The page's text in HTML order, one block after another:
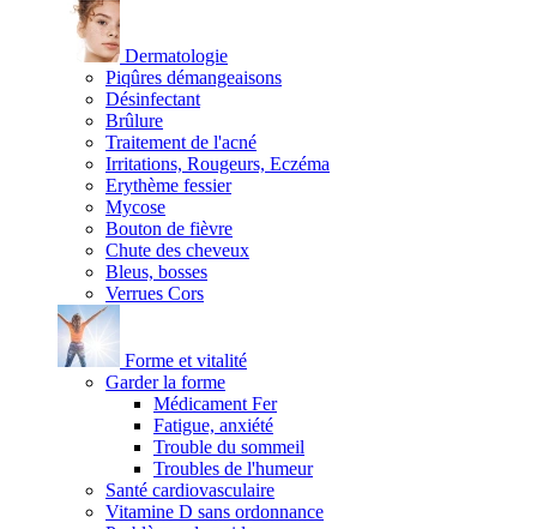
Dermatologie
Piqûres démangeaisons
Désinfectant
Brûlure
Traitement de l'acné
Irritations, Rougeurs, Eczéma
Erythème fessier
Mycose
Bouton de fièvre
Chute des cheveux
Bleus, bosses
Verrues Cors
Forme et vitalité
Garder la forme
Médicament Fer
Fatigue, anxiété
Trouble du sommeil
Troubles de l'humeur
Santé cardiovasculaire
Vitamine D sans ordonnance